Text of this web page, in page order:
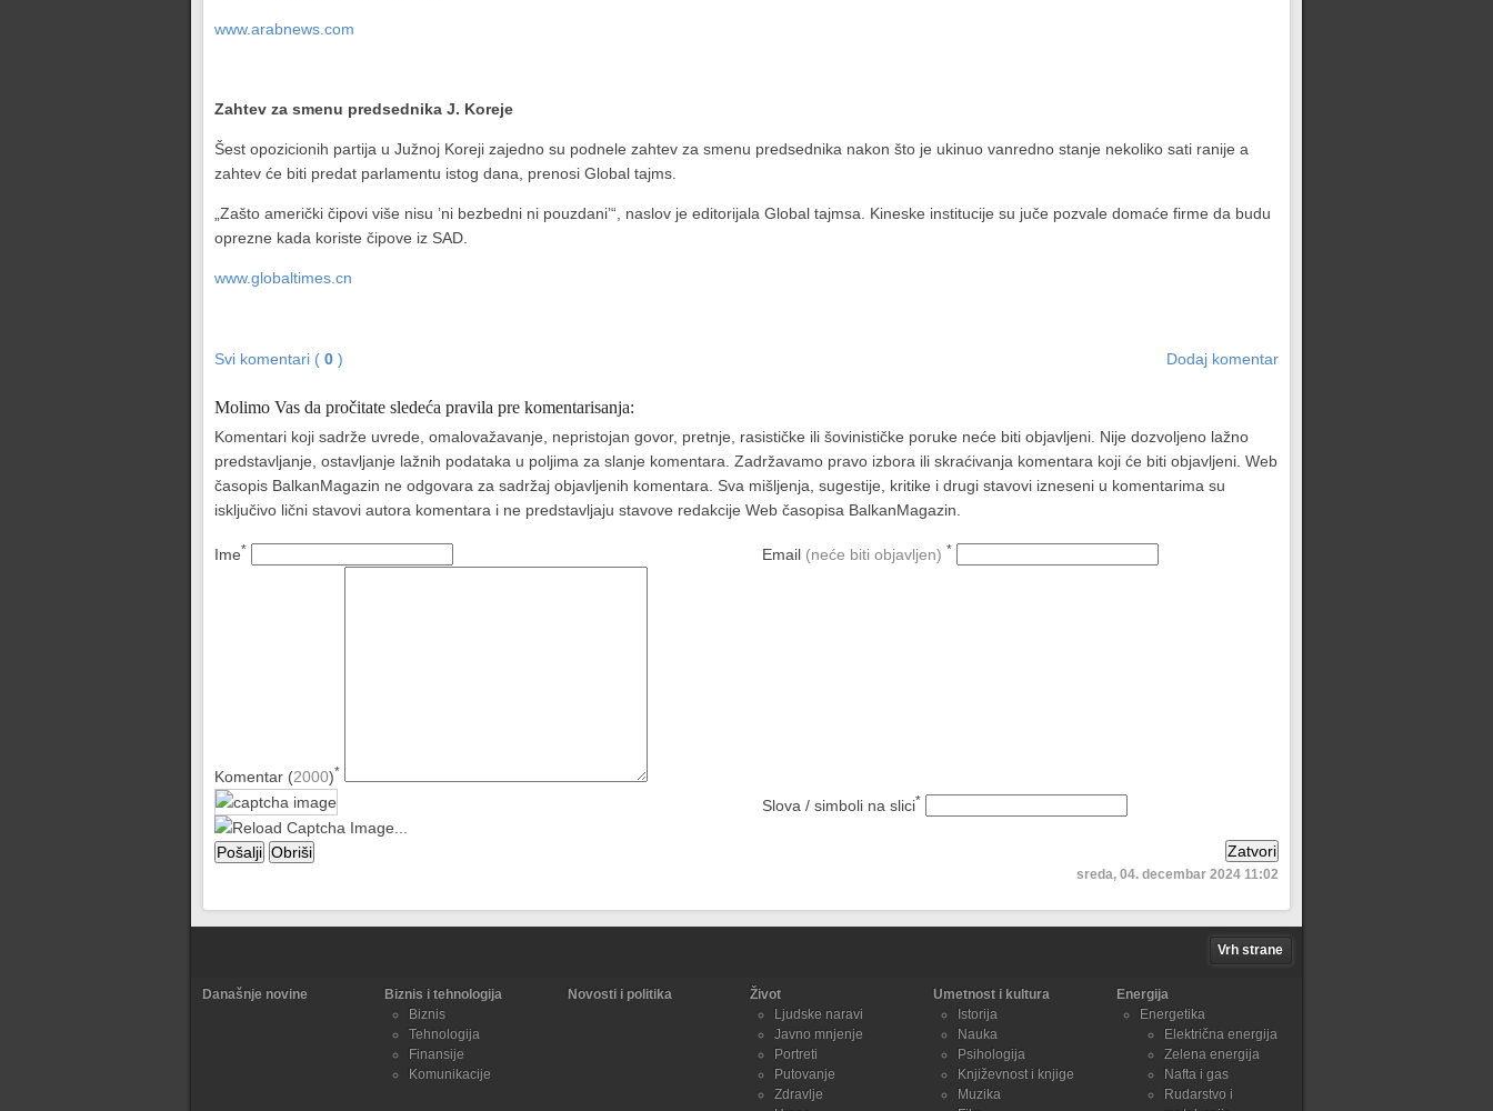
www.arabnews.com
Zahtev za smenu predsednika J. Koreje
Šest opozicionih partija u Južnoj Koreji zajedno su podnele zahtev za smenu predsednika nakon što je ukinuo vanredno stanje nekoliko sati ranije a
zahtev će biti predat parlamentu istog dana, prenosi Global tajms.
„Zašto američki čipovi više nisu ’ni bezbedni ni pouzdani’“, naslov je editorijala Global tajmsa. Kineske institucije su juče pozvale domaće firme da budu
oprezne kada koriste čipove iz SAD.
www.globaltimes.cn
Svi komentari ( 0 ) Dodaj komentar
Molimo Vas da pročitate sledeća pravila pre komentarisanja:
Komentari koji sadrže uvrede, omalovažavanje, nepristojan govor, pretnje, rasističke ili šovinističke poruke neće biti objavljeni. Nije dozvoljeno lažno
predstavljanje, ostavljanje lažnih podataka u poljima za slanje komentara. Zadržavamo pravo izbora ili skraćivanja komentara koji će biti objavljeni. Web
časopis BalkanMagazin ne odgovara za sadržaj objavljenih komentara. Sva mišljenja, sugestije, kritike i drugi stavovi izneseni u komentarima su
isključivo lični stavovi autora komentara i ne predstavljaju stavove redakcije Web časopisa BalkanMagazin.
Ime* Email (neće biti objavljen) *
Komentar (2000)*
Slova / simboli na slici*
sreda, 04. decembar 2024 11:02
Vrh strane
Današnje novine
Biznis i tehnologija
Biznis
Tehnologija
Finansije
Komunikacije
Novosti i politika
Život
Ljudske naravi
Javno mnjenje
Portreti
Putovanje
Zdravlje
Umetnost i kultura
Istorija
Nauka
Psihologija
Književnost i knjige
Muzika
Energija
Energetika
Električna energija
Zelena energija
Nafta i gas
Rudarstvo i